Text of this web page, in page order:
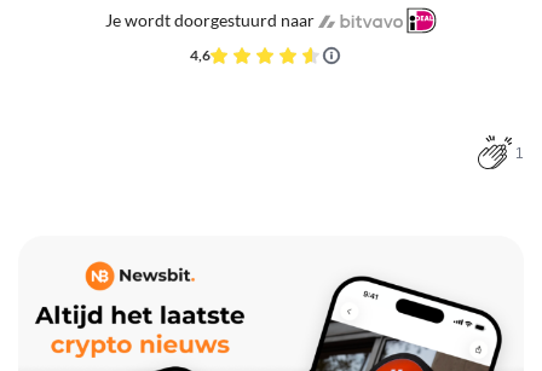
Je wordt doorgestuurd naar
4,6
1